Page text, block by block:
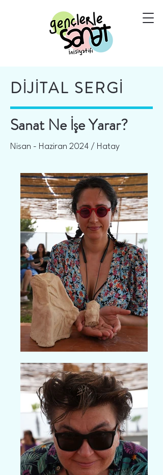
DİJİTAL SERGİ
Sanat Ne İşe Yarar?
Nisan - Haziran 2024 / Hatay